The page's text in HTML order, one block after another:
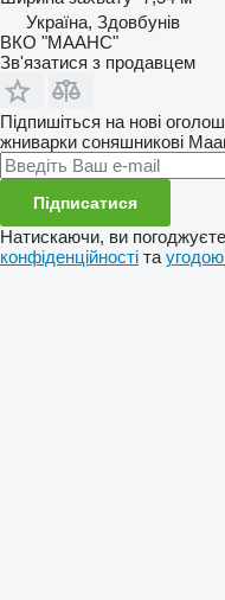
Україна, Здовбунів
ВКО "МААНС"
Зв'язатися з продавцем
Підпишіться на нові
жниварки соняшникові
Підписатися
Натискаючи, ви
конфіденційності та